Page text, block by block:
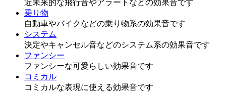
近未来的な飛行音やアラートなどの効果音です
乗り物
自動車やバイクなどの乗り物系の効果音です
システム
決定やキャンセル音などのシステム系の効果音です
ファンシー
ファンシーな可愛らしい効果音です
コミカル
コミカルな表現に使える効果音です